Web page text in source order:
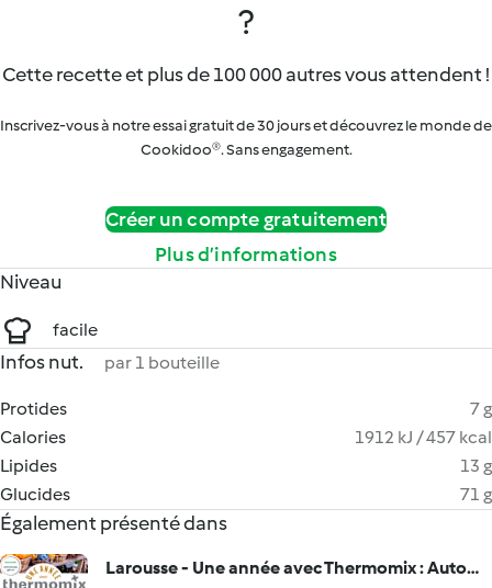
?
Cette recette et plus de 100 000 autres vous attendent !
Inscrivez-vous à notre essai gratuit de 30 jours et découvrez le monde de
Cookidoo®. Sans engagement.
Créer un compte gratuitement
Plus d’informations
Niveau
facile
Infos nut. par 1 bouteille
Protides
7 g
Calories
1912 kJ / 457 kcal
Lipides
13 g
Glucides
71 g
Également présenté dans
Larousse - Une année avec Thermomix : Automne - Été - Printemps - Hiver